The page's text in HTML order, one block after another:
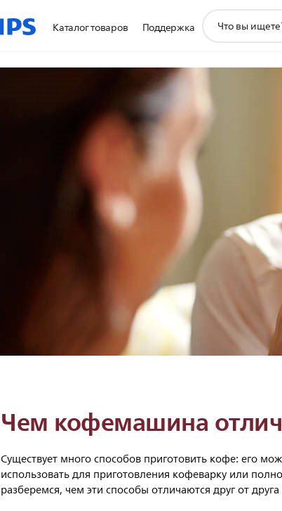
Каталог товаров Поддержка
поддержки
Чем кофемашина
Существует много способов приготовить кофе: его
использовать для приготовления кофеварку или
разберемся, чем эти способы отличаются друг от